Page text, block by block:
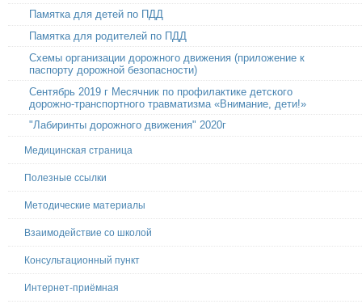
Памятка для детей по ПДД
Памятка для родителей по ПДД
Схемы организации дорожного движения (приложение к
паспорту дорожной безопасности)
Сентябрь 2019 г Месячник по профилактике детского
дорожно-транспортного травматизма «Внимание, дети!»
"Лабиринты дорожного движения" 2020г
Медицинская страница
Полезные ссылки
Методические материалы
Взаимодействие со школой
Консультационный пункт
Интернет-приёмная